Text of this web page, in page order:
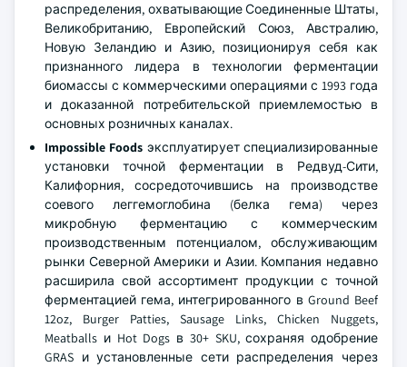
распределения, охватывающие Соединенные Штаты,
Великобританию, Европейский Союз, Австралию,
Новую Зеландию и Азию, позиционируя себя как
признанного лидера в технологии ферментации
биомассы с коммерческими операциями с 1993 года
и доказанной потребительской приемлемостью в
основных розничных каналах.
Impossible Foods эксплуатирует специализированные
установки точной ферментации в Редвуд-Сити,
Калифорния, сосредоточившись на производстве
соевого леггемоглобина (белка гема) через
микробную ферментацию с коммерческим
производственным потенциалом, обслуживающим
рынки Северной Америки и Азии. Компания недавно
расширила свой ассортимент продукции с точной
ферментацией гема, интегрированного в Ground Beef
12oz, Burger Patties, Sausage Links, Chicken Nuggets,
Meatballs и Hot Dogs в 30+ SKU, сохраняя одобрение
GRAS и установленные сети распределения через